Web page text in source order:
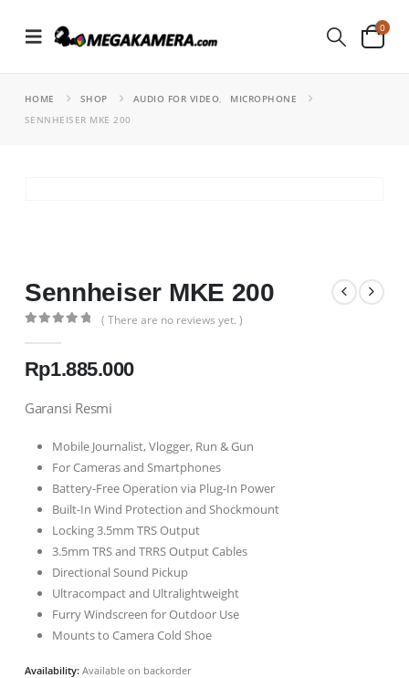
0
HOME SHOP AUDIO FOR VIDEO,
MICROPHONE
SENNHEISER MKE 200
Sennheiser MKE 200
( There are no reviews yet. )
Rp1.885.000
Garansi Resmi
Mobile Journalist, Vlogger, Run & Gun
For Cameras and Smartphones
Battery-Free Operation via Plug-In Power
Built-In Wind Protection and Shockmount
Locking 3.5mm TRS Output
3.5mm TRS and TRRS Output Cables
Directional Sound Pickup
Ultracompact and Ultralightweight
Furry Windscreen for Outdoor Use
Mounts to Camera Cold Shoe
Availability: Available on backorder